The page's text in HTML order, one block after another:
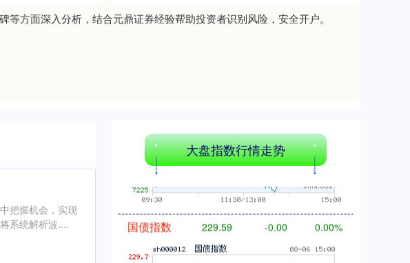
方面深入分析，结合元鼎证券经验帮助投资者识别风险，安全开户。
把握机会，实现
系统解析波....
大盘指数行情走势
基金指数